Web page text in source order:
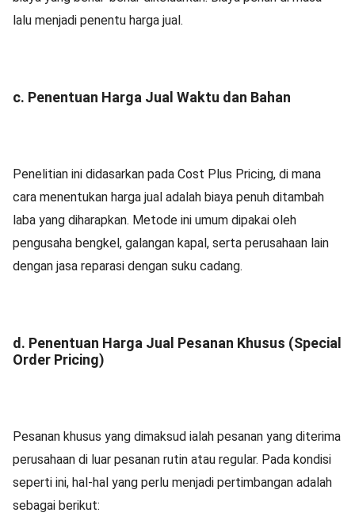
lalu menjadi penentu harga jual.
c. Penentuan Harga Jual Waktu dan Bahan
Penelitian ini didasarkan pada Cost Plus Pricing, di mana
cara menentukan harga jual adalah biaya penuh ditambah
laba yang diharapkan. Metode ini umum dipakai oleh
pengusaha bengkel, galangan kapal, serta perusahaan lain
dengan jasa reparasi dengan suku cadang.
d. Penentuan Harga Jual Pesanan Khusus (Special
Order Pricing)
Pesanan khusus yang dimaksud ialah pesanan yang diterima
perusahaan di luar pesanan rutin atau regular. Pada kondisi
seperti ini, hal-hal yang perlu menjadi pertimbangan adalah
sebagai berikut: